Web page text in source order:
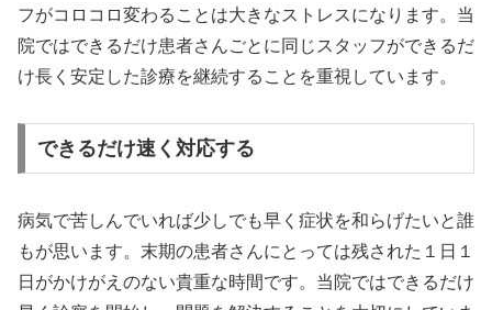
フがコロコロ変わることは大きなストレスになります。当
院ではできるだけ患者さんごとに同じスタッフができるだ
け長く安定した診療を継続することを重視しています。
できるだけ速く対応する
病気で苦しんでいれば少しでも早く症状を和らげたいと誰
もが思います。末期の患者さんにとっては残された１日１
日がかけがえのない貴重な時間です。当院ではできるだけ